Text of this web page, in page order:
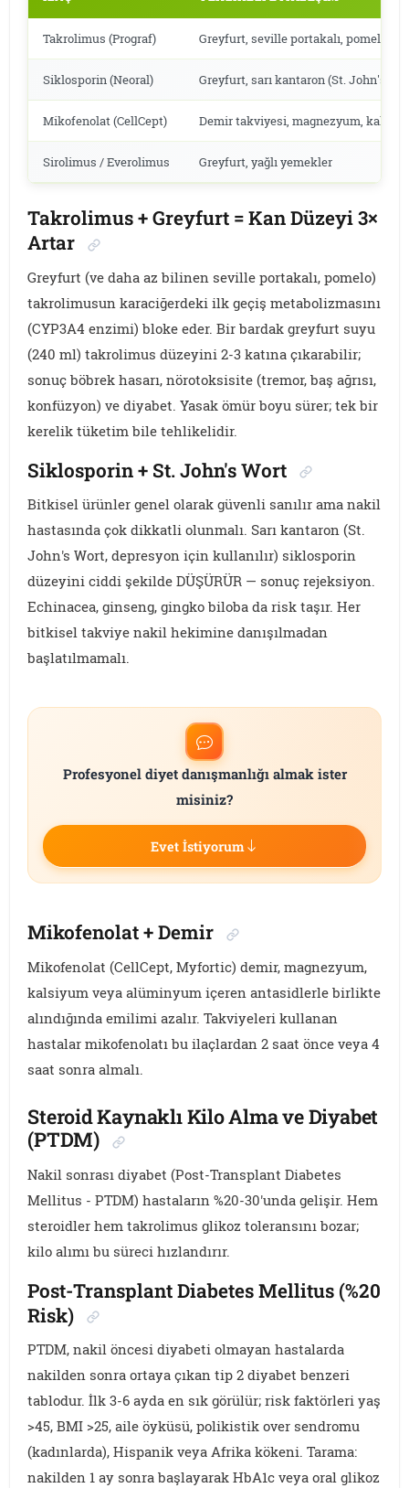
Takrolimus (Prograf) Greyfurt, seville portakalı, pomelo
Siklosporin (Neoral) Greyfurt, sarı kantaron (St. John's
Mikofenolat (CellCept) Demir takviyesi, magnezyum,
Sirolimus / Everolimus Greyfurt, yağlı yemekler
Takrolimus + Greyfurt = Kan Düzeyi 3×
Artar
Greyfurt (ve daha az bilinen seville portakalı, pomelo)
takrolimusun karaciğerdeki ilk geçiş metabolizmasını
(CYP3A4 enzimi) bloke eder. Bir bardak greyfurt suyu
(240 ml) takrolimus düzeyini 2-3 katına çıkarabilir;
sonuç böbrek hasarı, nörotoksisite (tremor, baş ağrısı,
konfüzyon) ve diyabet. Yasak ömür boyu sürer; tek bir
kerelik tüketim bile tehlikelidir.
Siklosporin + St. John's Wort
Bitkisel ürünler genel olarak güvenli sanılır ama nakil
hastasında çok dikkatli olunmalı. Sarı kantaron (St.
John's Wort, depresyon için kullanılır) siklosporin
düzeyini ciddi şekilde DÜŞÜRÜR — sonuç rejeksiyon.
Echinacea, ginseng, gingko biloba da risk taşır. Her
bitkisel takviye nakil hekimine danışılmadan
başlatılmamalı.
Profesyonel diyet danışmanlığı almak ister
misiniz?
Evet İstiyorum
Mikofenolat + Demir
Mikofenolat (CellCept, Myfortic) demir, magnezyum,
kalsiyum veya alüminyum içeren antasidlerle birlikte
alındığında emilimi azalır. Takviyeleri kullanan
hastalar mikofenolatı bu ilaçlardan 2 saat önce veya 4
saat sonra almalı.
Steroid Kaynaklı Kilo Alma ve Diyabet
(PTDM)
Nakil sonrası diyabet (Post-Transplant Diabetes
Mellitus - PTDM) hastaların %20-30'unda gelişir. Hem
steroidler hem takrolimus glikoz toleransını bozar;
kilo alımı bu süreci hızlandırır.
Post-Transplant Diabetes Mellitus (%20
Risk)
PTDM, nakil öncesi diyabeti olmayan hastalarda
nakilden sonra ortaya çıkan tip 2 diyabet benzeri
tablodur. İlk 3-6 ayda en sık görülür; risk faktörleri yaş
>45, BMI >25, aile öyküsü, polikistik over sendromu
(kadınlarda), Hispanik veya Afrika kökeni. Tarama:
nakilden 1 ay sonra başlayarak HbA1c veya oral glikoz